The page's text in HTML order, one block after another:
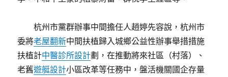
杭州市黨群辦事中間擔任人趙婷先容說，杭州市
委將老屋翻新中間扶植歸入城鄉公益性辦事舉措措施
扶植計中醫診所設計劃，在推動將來社區（村落）、
老舊遊艇設計小區改革等任務中，盤活機關國企存量